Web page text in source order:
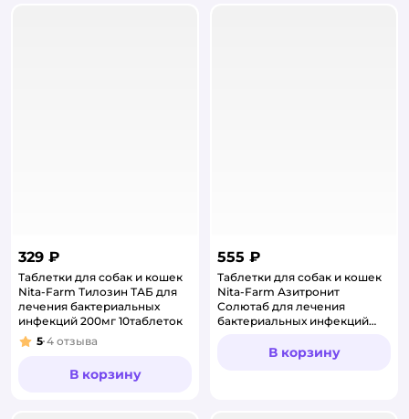
329 ₽
Таблетки для собак и кошек
Nita-Farm Тилозин ТАБ для
лечения бактериальных
инфекций 200мг 10таблеток
Рейтинг:
5 4 отзыва
В корзину
555 ₽
Таблетки для собак и кошек
Nita-Farm Азитронит
Солютаб для лечения
бактериальных инфекций
В корзину